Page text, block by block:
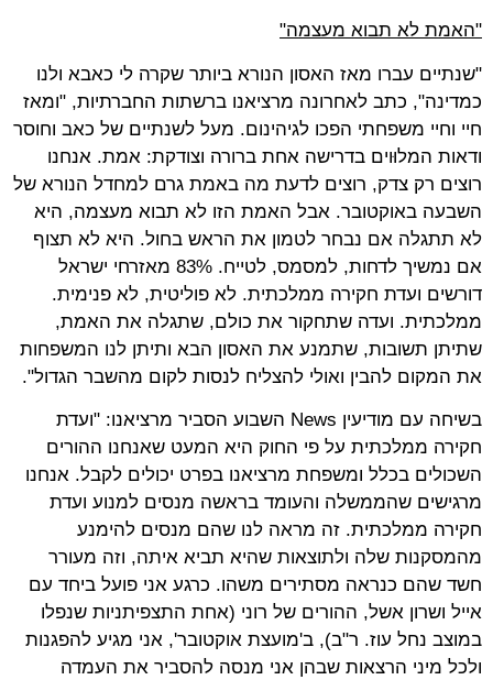
"האמת לא תבוא מעצמה"
"שנתיים עברו מאז האסון הנורא ביותר שקרה לי כאבא ולנו
כמדינה", כתב לאחרונה מרציאנו ברשתות החברתיות, "ומאז
חיי וחיי משפחתי הפכו לגיהינום. מעל לשנתיים של כאב וחוסר
ודאות המלוּוים בדרישה אחת ברורה וצודקת: אמת. אנחנו
רוצים רק צדק, רוצים לדעת מה באמת גרם למחדל הנורא של
השבעה באוקטובר. אבל האמת הזו לא תבוא מעצמה, היא
לא תתגלה אם נבחר לטמון את הראש בחול. היא לא תצוף
אם נמשיך לדחות, למסמס, לטייח. 83% מאזרחי ישראל
דורשים ועדת חקירה ממלכתית. לא פוליטית, לא פנימית.
ממלכתית. ועדה שתחקור את כולם, שתגלה את האמת,
שתיתן תשובות, שתמנע את האסון הבא ותיתן לנו המשפחות
את המקום להבין ואולי להצליח לנסות לקום מהשבר הגדול".
בשיחה עם מודיעין News השבוע הסביר מרציאנו: "ועדת
חקירה ממלכתית על פי החוק היא המעט שאנחנו ההורים
השכולים בכלל ומשפחת מרציאנו בפרט יכולים לקבל. אנחנו
מרגישים שהממשלה והעומד בראשה מנסים למנוע ועדת
חקירה ממלכתית. זה מראה לנו שהם מנסים להימנע
מהמסקנות שלה ולתוצאות שהיא תביא איתה, וזה מעורר
חשד שהם כנראה מסתירים משהו. כרגע אני פועל ביחד עם
אייל ושרון אשל, ההורים של רוני (אחת התצפיתניות שנפלו
במוצב נחל עוז. ר"ב), ב'מועצת אוקטובר', אני מגיע להפגנות
ולכל מיני הרצאות שבהן אני מנסה להסביר את העמדה